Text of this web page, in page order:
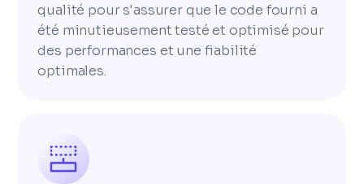
qualité pour s'assurer que le code fourni a
été minutieusement testé et optimisé pour
des performances et une fiabilité
optimales.